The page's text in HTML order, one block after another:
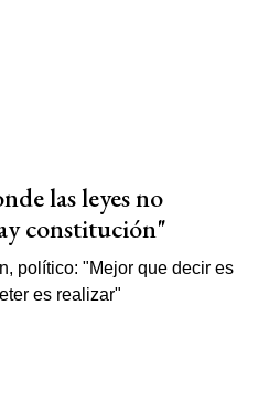
las leyes no
constitución"